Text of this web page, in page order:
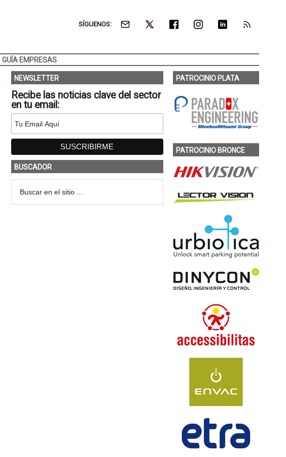
SÍGUENOS:
GUÍA EMPRESAS
NEWSLETTER
Recibe las noticias clave del sector
en tu email:
BUSCADOR
PATROCINIO PLATA
PATROCINIO BRONCE